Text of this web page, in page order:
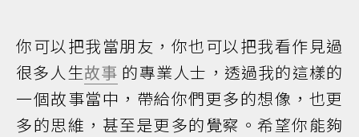
你可以把我當朋友，你也可以把我看作見過
很多人生故事 的專業人士，透過我的這樣的
一個故事當中，帶給你們更多的想像，也更
多的思維，甚至是更多的覺察。希望你能夠